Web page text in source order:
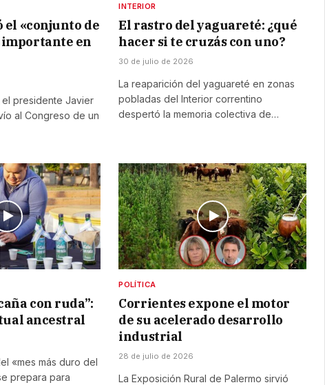
«conjunto de
en
el presidente Javier
al Congreso de un
INTERIOR
El rastro del yaguareté: ¿qué
hacer si te cruzás con uno?
30 de julio de 2026
La reaparición del yaguareté en zonas
pobladas del Interior correntino
despertó la memoria colectiva de…
con ruda”:
ancestral
«mes más duro del
prepara para
POLÍTICA
Corrientes expone el motor
de su acelerado desarrollo
industrial
28 de julio de 2026
La Exposición Rural de Palermo sirvió